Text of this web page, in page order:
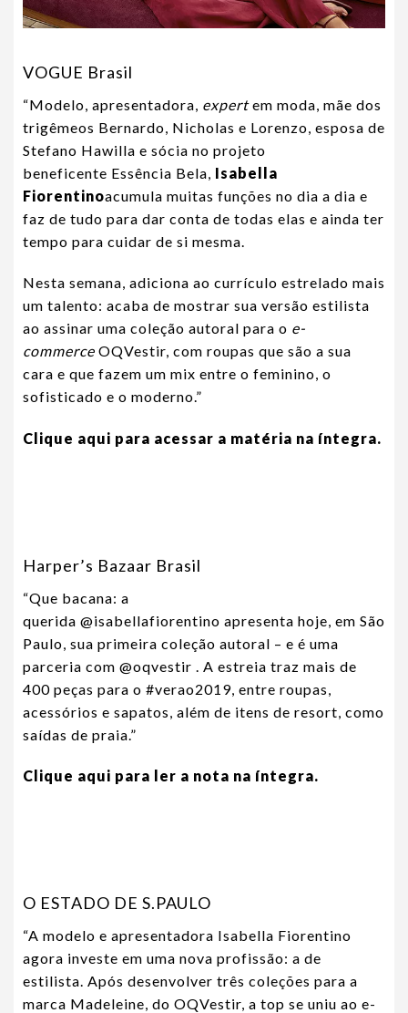
VOGUE Brasil
“Modelo, apresentadora, expertem moda, mãe dos
trigêmeos Bernardo, Nicholas e Lorenzo, esposa de
Stefano Hawilla e sócia no projeto
beneficente Essência Bela Isabella
Fiorentinoacumula muitas funções no dia a dia e
faz de tudo para dar conta de todas elas e ainda ter
tempo para cuidar de si mesma.
Nesta semana, adiciona ao currículo estrelado mais
um talento: acaba de mostrar sua versão estilista
ao assinar uma coleção autoral para o e-
commerce OQVestir, com roupas que são a sua
cara e que fazem um mix entre o feminino, o
sofisticado e o moderno.”
Clique aqui para acessar a matéria na íntegra.
Harper’s Bazaar Brasil
“Que bacana: a
querida @isabellafiorentino apresenta hoje, em São
Paulo, sua primeira coleção autoral – e é uma
parceria com @oqvestir . A estreia traz mais de
400 peças para o #verao2019 , entre roupas,
acessórios e sapatos, além de itens de resort, como
saídas de praia.”
Clique aqui para ler a nota na íntegra.
O ESTADO DE S.PAULO
“A modelo e apresentadora Isabella Fiorentino
agora investe em uma nova profissão: a de
estilista. Após desenvolver três coleções para a
marca Madeleine, do OQVestir, a top se uniu ao e-